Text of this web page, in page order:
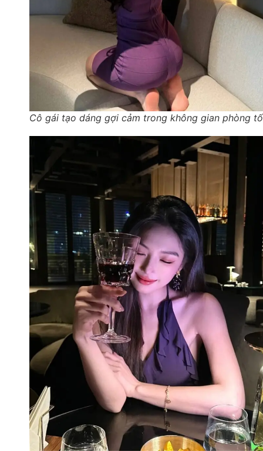
Cô gái tạo dáng gợi cảm trong không gian phòng